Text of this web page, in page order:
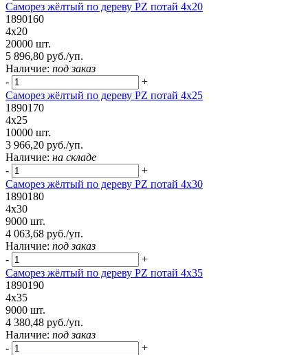
Саморез жёлтый по дереву PZ потай 4х20
1890160
4х20
20000 шт.
5 896,80 руб./уп.
Наличие: под заказ
-
+
Саморез жёлтый по дереву PZ потай 4х25
1890170
4х25
10000 шт.
3 966,20 руб./уп.
Наличие: на складе
-
+
Саморез жёлтый по дереву PZ потай 4х30
1890180
4х30
9000 шт.
4 063,68 руб./уп.
Наличие: под заказ
-
+
Саморез жёлтый по дереву PZ потай 4х35
1890190
4х35
9000 шт.
4 380,48 руб./уп.
Наличие: под заказ
-
+